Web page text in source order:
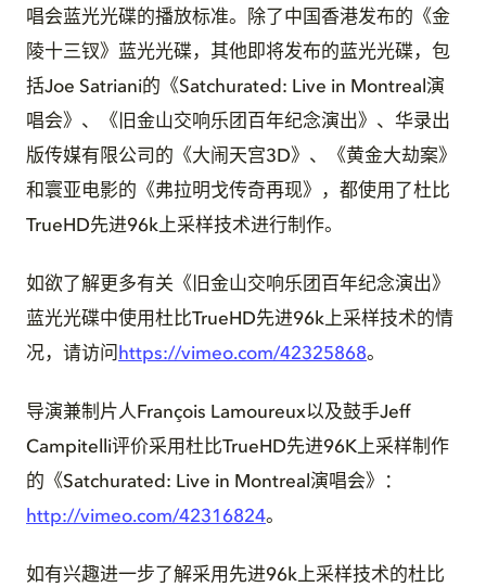
唱会蓝光光碟的播放标准。除了中国香港发布的《金
陵十三钗》蓝光光碟，其他即将发布的蓝光光碟，包
括Joe Satriani的《Satchurated: Live in Montreal演
唱会》、《旧金山交响乐团百年纪念演出》、华录出
版传媒有限公司的《大闹天宫3D》、《黄金大劫案》
和寰亚电影的《弗拉明戈传奇再现》，都使用了杜比
TrueHD先进96k上采样技术进行制作。
如欲了解更多有关《旧金山交响乐团百年纪念演出》
蓝光光碟中使用杜比TrueHD先进96k上采样技术的情
况，请访问 https://vimeo.com/42325868。
导演兼制片人François Lamoureux以及鼓手Jeff
Campitelli评价采用杜比TrueHD先进96K上采样制作
的《Satchurated: Live in Montreal演唱会》：
http://vimeo.com/42316824。
如有兴趣进一步了解采用先进96k上采样技术的杜比